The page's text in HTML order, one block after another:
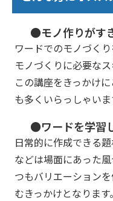
●モノ作りがす
ワードでのモノづく
モノづくりに必要なス
この講座をきっかけ
も多くいらっしゃいま
●ワードを学習
日常的に作成できる
などは場面にあった
つもバリエーション
むきっかけとなります。